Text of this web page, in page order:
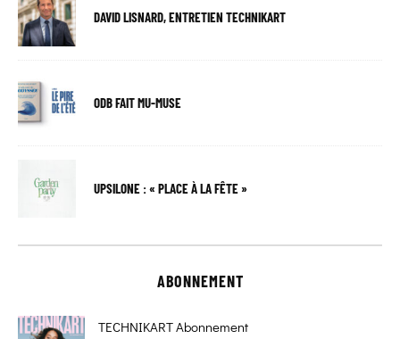
DAVID LISNARD, ENTRETIEN TECHNIKART
ODB FAIT MU-MUSE
UPSILONE : « PLACE À LA FÊTE »
ABONNEMENT
TECHNIKART Abonnement